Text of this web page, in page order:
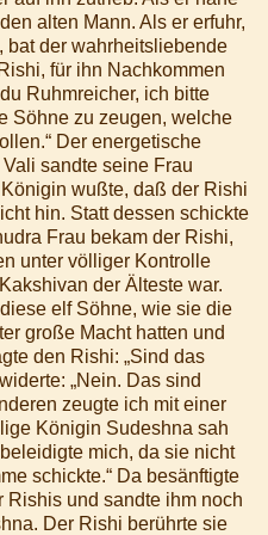
alten Mann. Als er erfuhr,
bat der wahrheitsliebende
für ihn Nachkommen
Ruhmreicher, ich bitte
Söhne zu zeugen, welche
Der energetische
sandte seine Frau
wußte, daß der Rishi
hin. Statt dessen schickte
Frau bekam der Rishi,
unter völliger Kontrolle
der Älteste war.
elf Söhne, wie sie die
große Macht hatten und
den Rishi: „Sind das
„Nein. Das sind
zeugte ich mit einer
Königin Sudeshna sah
mich, da sie nicht
schickte.“ Da besänftigte
und sandte ihm noch
Der Rishi berührte sie